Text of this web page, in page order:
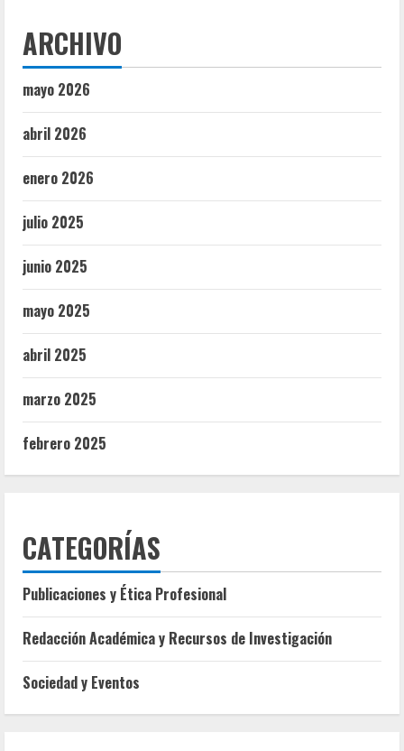
ARCHIVO
mayo 2026
abril 2026
enero 2026
julio 2025
junio 2025
mayo 2025
abril 2025
marzo 2025
febrero 2025
CATEGORÍAS
Publicaciones y Ética Profesional
Redacción Académica y Recursos de Investigación
Sociedad y Eventos